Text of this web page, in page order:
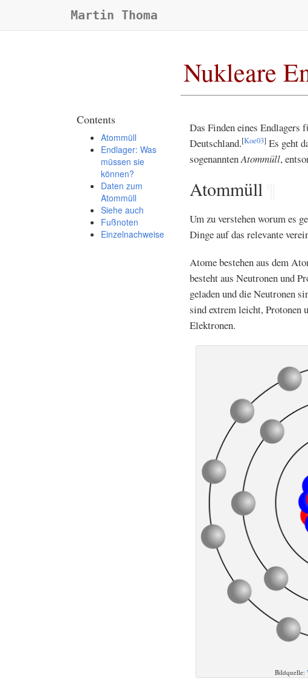
Martin Thoma
Nukleare
Contents
Atommüll
Endlager: Was
müssen sie
können?
Daten zum
Atommüll
Siehe auch
Fußnoten
Einzelnachweise
Das Finden eines
Deutschland.[Koe03] Es geht
sogenanntenAtommüll,
Atommüll¶
Um zu verstehen worum es
Dinge auf das relevante
Atome bestehen aus dem
besteht aus Neutronen und
geladen und die Neutronen
sind extrem leicht, Protonen
Elektronen.
Bildquelle: